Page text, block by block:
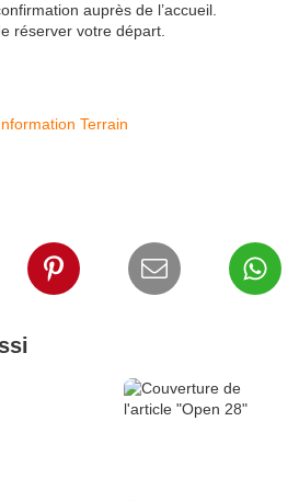
auprès de l’accueil.
réserver votre départ.